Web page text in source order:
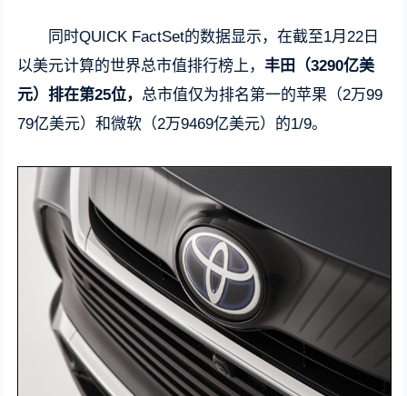
同时QUICK FactSet的数据显示，在截至1月22日
以美元计算的世界总市值排行榜上，丰田（3290亿美
元）排在第25位， 总市值仅为排名第一的苹果（2万99
79亿美元）和微软（2万9469亿美元）的1/9。